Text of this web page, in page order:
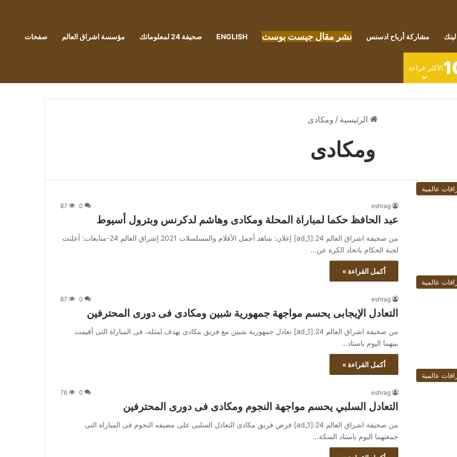
مشاركة أرباح ادسنس نشر مقال جيست بوست ENGLISH صحيفة 24 لمعلوماتك مؤسسة اشراق العالم صفحات
الأكثر قراءة
الرئيسية / ومكادى
ومكادى
عالمية
eshrag
0
87
عبد الحافظ حكما لمباراة المحلة ومكادى وهاشم لدكرنس وبترول أسيوط
من صحيفة اشراق العالم 24:[ad_1] إعلان: شاهد أجمل الأفلام والمسلسلات 2021 إشراق العالم 24-متابعات: أعلنت
لجنة الحكام باتحاد الكرة عن…
أكمل القراءة »
عالمية
eshrag
0
87
التعادل الإيجابى يحسم مواجهة جمهورية شبين ومكادى فى دورى المحترفين
من صحيفة اشراق العالم 24:[ad_1] تعادل جمهورية شبين مع فريق مكادى بهدف لمثله، فى المباراة التى أقيمت
بينهما اليوم باستاد…
أكمل القراءة »
عالمية
eshrag
0
76
التعادل السلبي يحسم مواجهة النجوم ومكادى فى دورى المحترفين
من صحيفة اشراق العالم 24:[ad_1] فرض فريق مكادى التعادل السلبى على مضيفه النجوم فى المباراة التى
جمعتهما اليوم باستاد السكة…